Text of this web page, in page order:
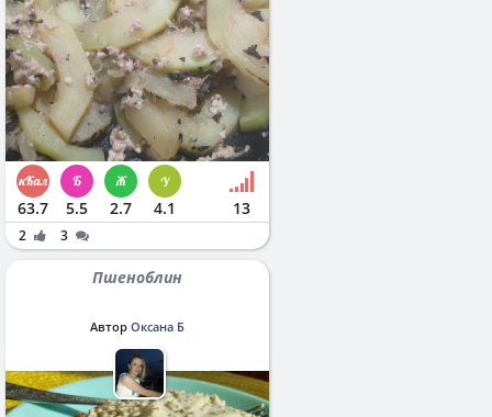
63.7 5.5 2.7 4.1 13
2 3
Пшеноблин
Автор Оксана Б